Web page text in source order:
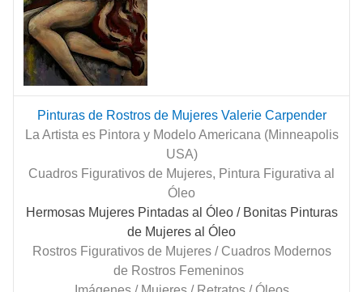
Pinturas de Rostros de Mujeres Valerie Carpender
La Artista es Pintora y Modelo Americana (Minneapolis
USA)
Cuadros Figurativos de Mujeres, Pintura Figurativa al
Óleo
Hermosas Mujeres Pintadas al Óleo/ Bonitas Pinturas
de Mujeres al Óleo
Rostros Figurativos de Mujeres / Cuadros Modernos
de Rostros Femeninos